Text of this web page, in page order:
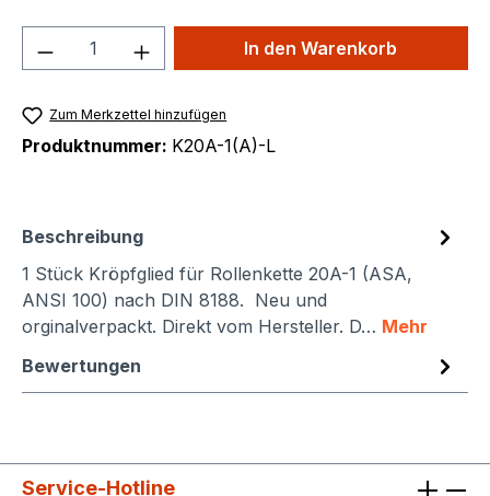
Produkt Anzahl: Gib denIn den Warenkorb
Zum Merkzettel hinzufügen
Produktnummer: K20A-1(A)-L
Beschreibung
1 Stück Kröpfglied für Rollenkette 20A-1 (ASA,
ANSI 100) nach DIN 8188. Neu und
orginalverpackt. Direkt vom Hersteller. D… Mehr
Bewertungen
Service-Hotline